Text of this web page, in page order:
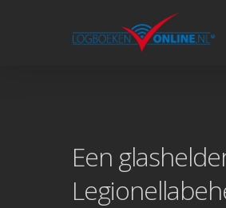
Hit enter to search
Een